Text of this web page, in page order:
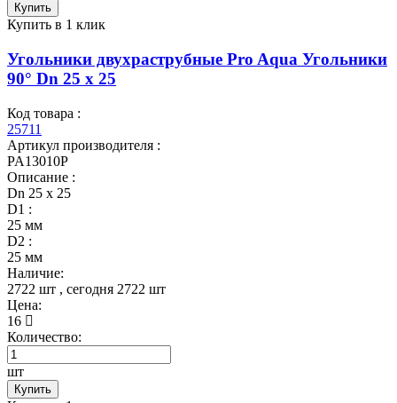
Купить
Купить в 1 клик
Угольники двухраструбные Pro Aqua Угольники
90° Dn 25 х 25
Код товара :
25711
Артикул производителя :
PA13010P
Описание :
Dn 25 х 25
D1 :
25 мм
D2 :
25 мм
Наличие:
2722 шт , сегодня 2722 шт
Цена:
16
Количество:
шт
Купить